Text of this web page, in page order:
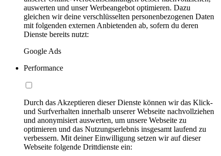
auswerten und unser Werbeangebot optimieren. Dazu
gleichen wir deine verschlüsselten personenbezogenen Daten
mit folgenden externen Anbietenden ab, sofern du deren
Dienste bereits nutzt:
Google Ads
Performance
Durch das Akzeptieren dieser Dienste können wir das Klick-
und Surfverhalten innerhalb unserer Webseite nachvollziehen
und anonymisiert auswerten, um unsere Webseite zu
optimieren und das Nutzungserlebnis insgesamt laufend zu
verbessern. Mit deiner Einwilligung setzen wir auf dieser
Webseite folgende Drittdienste ein: